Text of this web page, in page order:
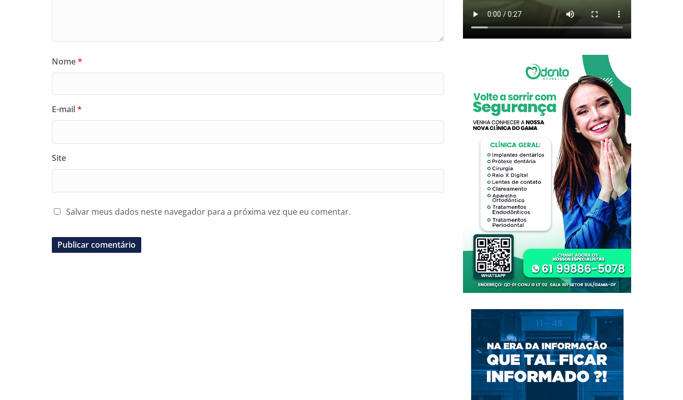
Nome*
E-mail*
Site
Salvar meus dados neste navegador para a próxima vez que eu comentar.